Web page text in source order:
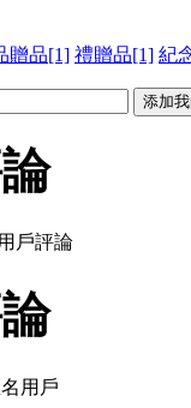
贈品[1] 禮贈品[1] 紀
戶評論
用戶